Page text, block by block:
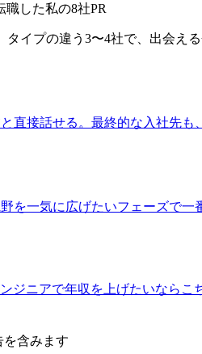
職した私の8社PR
タイプの違う 3〜4社で、出会え
直接話せる。最終的な入社先も
を一気に広げたいフェーズで一
ジニアで年収を上げたいならこ
含みます